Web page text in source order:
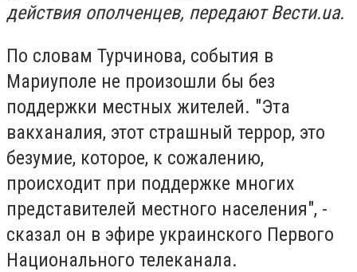
действия ополченцев, передают Вести.ua.
По словам Турчинова, события в
Мариуполе не произошли бы без
поддержки местных жителей. "Эта
вакханалия, этот страшный террор, это
безумие, которое, к сожалению,
происходит при поддержке многих
представителей местного населения", -
сказал он в эфире украинского Первого
Национального телеканала.